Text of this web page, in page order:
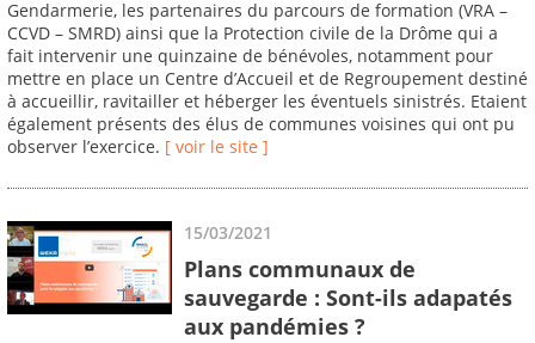
Gendarmerie, les partenaires du parcours de formation (VRA –
CCVD – SMRD) ainsi que la Protection civile de la Drôme qui a
fait intervenir une quinzaine de bénévoles, notamment pour
mettre en place un Centre d’Accueil et de Regroupement destiné
à accueillir, ravitailler et héberger les éventuels sinistrés. Etaient
également présents des élus de communes voisines qui ont pu
observer l’exercice. [ voir le site ]
15/03/2021
Plans communaux de
sauvegarde : Sont-ils adapatés
aux pandémies ?